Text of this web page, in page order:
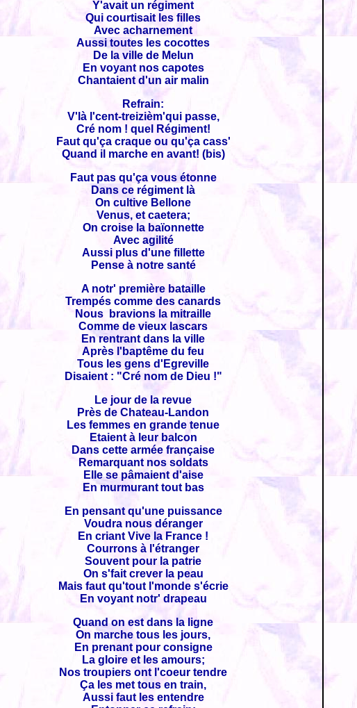
Y'avait un régiment
Qui courtisait les filles
Avec acharnement
Aussi toutes les cocottes
De la ville de Melun
En voyant nos capotes
Chantaient d'un air malin
Refrain:
V'là l'cent-treizièm'qui passe,
Cré nom ! quel Régiment!
Faut qu'ça craque ou qu'ça cass'
Quand il marche en avant! (bis)
Faut pas qu'ça vous étonne
Dans ce régiment là
On cultive Bellone
Venus, et caetera;
On croise la baïonnette
Avec agilité
Aussi plus d'une fillette
Pense à notre santé
A notr' première bataille
Trempés comme des canards
Nous bravions la mitraille
Comme de vieux lascars
En rentrant dans la ville
Après l'baptême du feu
Tous les gens d'Egreville
Disaient : "Cré nom de Dieu !"
Le jour de la revue
Près de Chateau-Landon
Les femmes en grande tenue
Etaient à leur balcon
Dans cette armée française
Remarquant nos soldats
Elle se pâmaient d'aise
En murmurant tout bas
En pensant qu'une puissance
Voudra nous déranger
En criant Vive la France !
Courrons à l'étranger
Souvent pour la patrie
On s'fait crever la peau
Mais faut qu'tout l'monde s'écrie
En voyant notr' drapeau
Quand on est dans la ligne
On marche tous les jours,
En prenant pour consigne
La gloire et les amours;
Nos troupiers ont l'coeur tendre
Ça les met tous en train,
Aussi faut les entendre